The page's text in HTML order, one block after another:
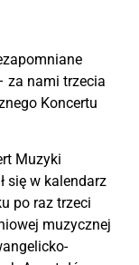
za nami trzecia
Koncertu
Muzyki
się w kalendarz
po raz trzeci
muzycznej